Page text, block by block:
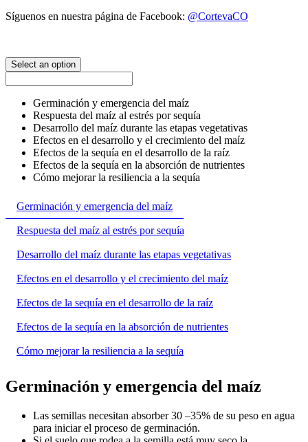
Síguenos en nuestra página de Facebook: @CortevaCO
Select an option
Germinación y emergencia del maíz
Respuesta del maíz al estrés por sequía
Desarrollo del maíz durante las etapas vegetativas
Efectos en el desarrollo y el crecimiento del maíz
Efectos de la sequía en el desarrollo de la raíz
Efectos de la sequía en la absorción de nutrientes
Cómo mejorar la resiliencia a la sequía
Germinación y emergencia del maíz
Respuesta del maíz al estrés por sequía
Desarrollo del maíz durante las etapas vegetativas
Efectos en el desarrollo y el crecimiento del maíz
Efectos de la sequía en el desarrollo de la raíz
Efectos de la sequía en la absorción de nutrientes
Cómo mejorar la resiliencia a la sequía
Germinación y emergencia del maíz
Las semillas necesitan absorber 30 –35% de su peso en agua
para iniciar el proceso de germinación.